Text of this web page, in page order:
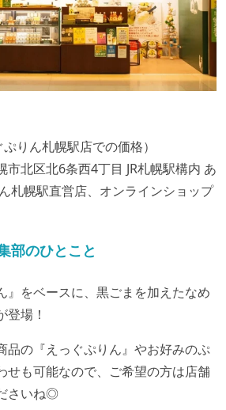
りん札幌駅店での価格）
市北区北6条西4丁目 JR札幌駅構内 あ
札幌駅直営店、オンラインショップ
部のひとこと
』をベースに、黒ごまを加えたなめ
登場！
品の『えっぐぷりん』やお好みのぷ
せも可能なので、ご希望の方は店舗
さいね◎